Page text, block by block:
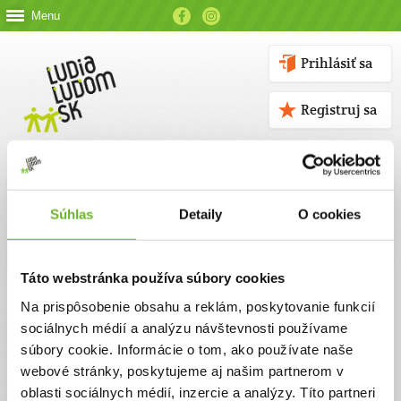
Súhlas Detaily O cookies
Táto webstránka používa súbory cookies
Na prispôsobenie obsahu a reklám, poskytovanie funkcií
sociálnych médií a analýzu návštevnosti používame
súbory cookie. Informácie o tom, ako používate naše
webové stránky, poskytujeme aj našim partnerom v
oblasti sociálnych médií, inzercie a analýzy. Títo partneri
Menu
Prihlásiť sa
Registruj sa
Kontaktné údaje
V prípade akýchkoľvek otázok nás neváhajte kontaktovať
emailom, alebo telefonicky.
ĽUDIA ĽUĎOM, n. o.